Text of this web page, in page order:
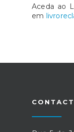
Aceda ao
em